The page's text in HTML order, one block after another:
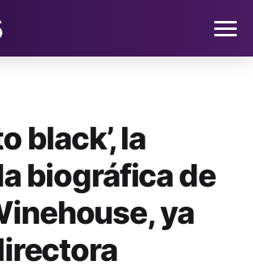
NOTICIAS
QUIÉNES SOMOS
CONTACTO
black’, la
biográfica de
ya